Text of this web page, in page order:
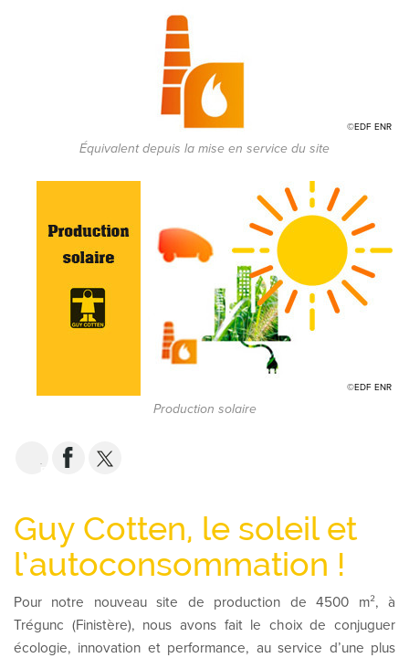
Équivalent depuis la mise en service du site
©EDF ENR
Production solaire
©EDF ENR
EMAIL
Guy Cotten, le soleil et
l’autoconsommation !
Pour notre nouveau site de production de 4500 m², à
Trégunc (Finistère), nous avons fait le choix de conjuguer
écologie, innovation et performance, au service d’une plus